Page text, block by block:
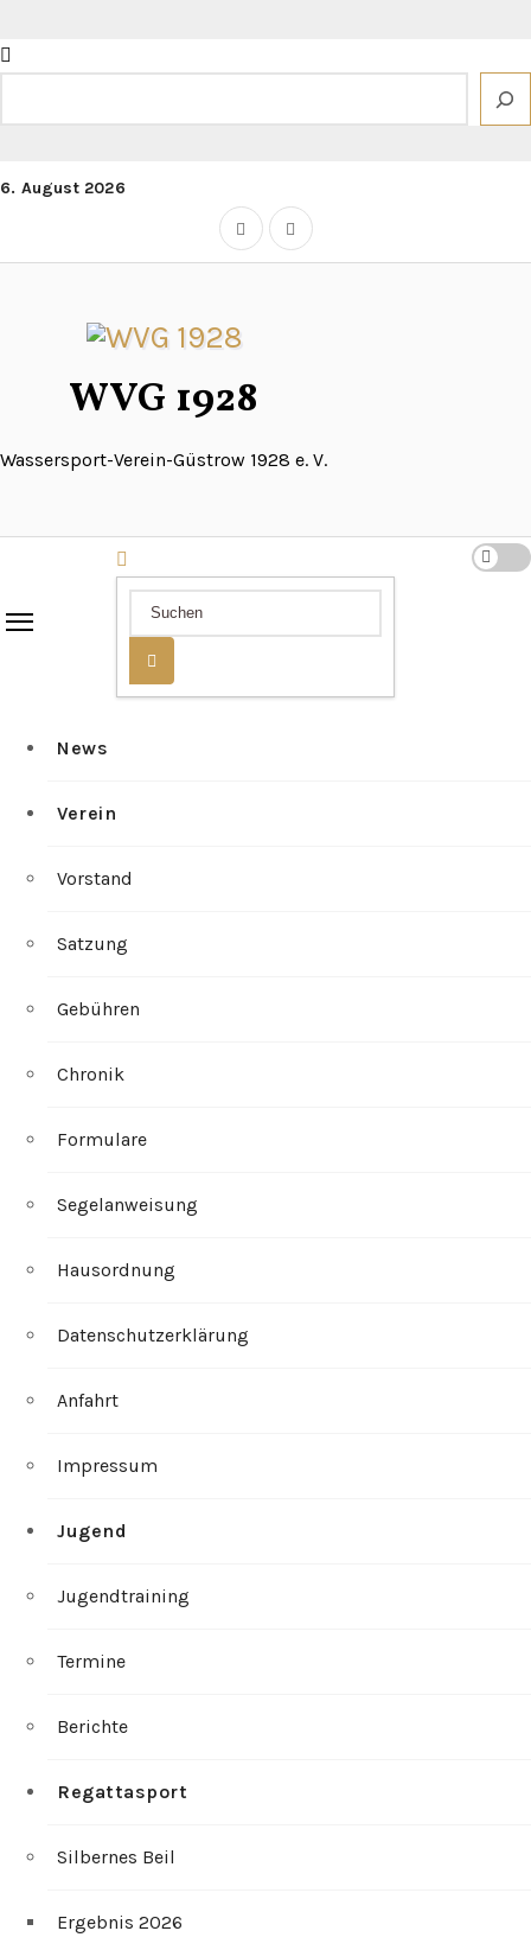
Inhalt
springen
6. August 2026
WVG 1928
Wassersport-Verein-Güstrow 1928 e. V.
News
Verein
Vorstand
Satzung
Gebühren
Chronik
Formulare
Segelanweisung
Hausordnung
Datenschutzerklärung
Anfahrt
Impressum
Jugend
Jugendtraining
Termine
Berichte
Regattasport
Silbernes Beil
Ergebnis 2026